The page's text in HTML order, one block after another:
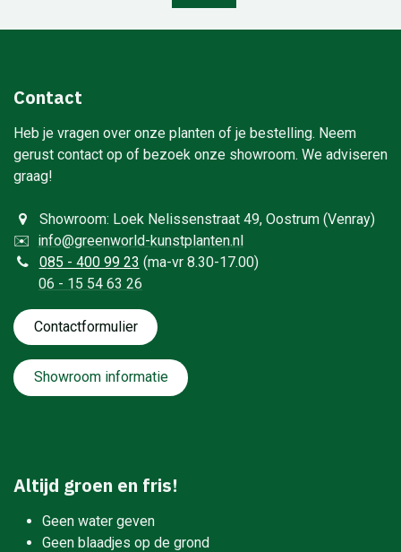
Contact
Heb je vragen over onze planten of je bestelling. Neem
gerust contact op of bezoek onze showroom. We adviseren
graag!
Showroom: Loek Nelissenstraat 49, Oostrum (Venray)
✉️ info@greenworld-kunstplanten.nl
085 - 400 99 23 (ma-vr 8.30-17.00)
06 - 15 54 63 26
Contactformulie​​​​​​​​r
Showroom informatie
Altijd groen en fris!
Geen water geven
Geen blaadjes op de grond